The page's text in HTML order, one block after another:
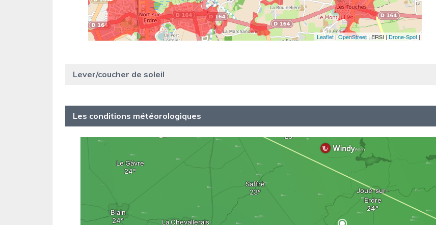
Lever/coucher de soleil
Les conditions météorologiques